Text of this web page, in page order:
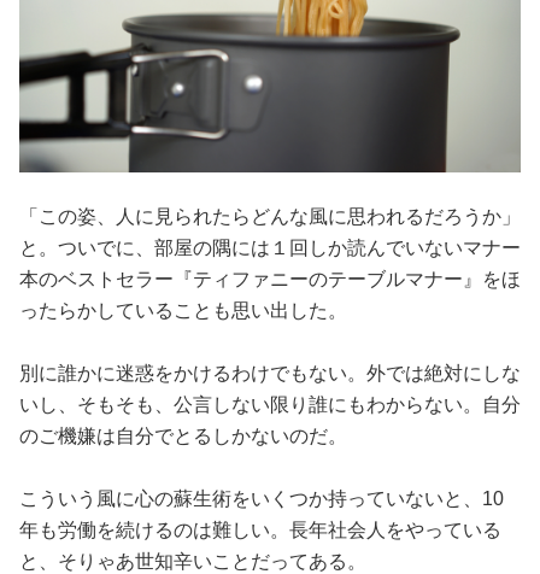
「この姿、人に見られたらどんな風に思われるだろうか」
と。ついでに、部屋の隅には１回しか読んでいないマナー
本のベストセラー『ティファニーのテーブルマナー』をほ
ったらかしていることも思い出した。
別に誰かに迷惑をかけるわけでもない。外では絶対にしな
いし、そもそも、公言しない限り誰にもわからない。自分
のご機嫌は自分でとるしかないのだ。
こういう風に心の蘇生術をいくつか持っていないと、10
年も労働を続けるのは難しい。長年社会人をやっている
と、そりゃあ世知辛いことだってある。